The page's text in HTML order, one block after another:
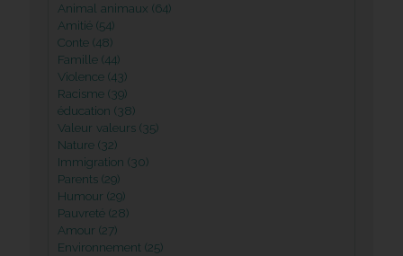
Animal animaux (64)
Amitié (54)
Conte (48)
Famille (44)
Violence (43)
Racisme (39)
éducation (38)
Valeur valeurs (35)
Nature (32)
Immigration (30)
Parents (29)
Humour (29)
Pauvreté (28)
Amour (27)
Environnement (25)